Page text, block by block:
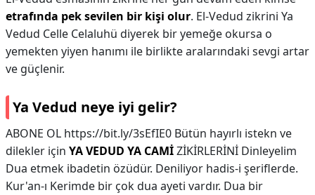
etrafında pek sevilen bir kişi olur. El-Vedud zikrini Ya
Vedud Celle Celaluhü diyerek bir yemeğe okursa o
yemekten yiyen hanımı ile birlikte aralarındaki sevgi artar
ve güçlenir.
Ya Vedud neye iyi gelir?
ABONE OL https://bit.ly/3sEfIE0 Bütün hayırlı istekn ve
dilekler için YA VEDUD YA CAMİZİKİRLERİNİ Dinleyelim
Dua etmek ibadetin özüdür. Deniliyor hadis-i şeriflerde.
Kur'an-ı Kerimde bir çok dua ayeti vardır. Dua bir